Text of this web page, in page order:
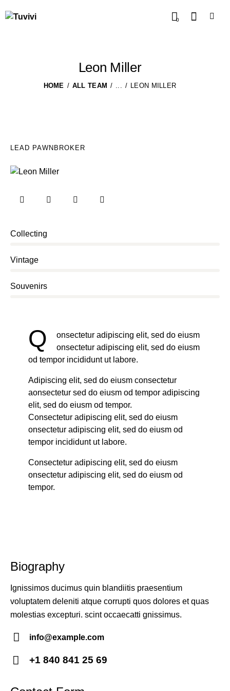
0
Leon Miller
HOME ALL TEAM ... LEON MILLER
LEAD PAWNBROKER
Collecting
Vintage
Souvenirs
Q
onsectetur adipiscing elit, sed do eiusm
onsectetur adipiscing elit, sed do eiusm
od tempor incididunt ut labore.
Adipiscing elit, sed do eiusm consectetur
aonsectetur sed do eiusm od tempor adipiscing
elit, sed do eiusm od tempor.
Consectetur adipiscing elit, sed do eiusm
onsectetur adipiscing elit, sed do eiusm od
tempor incididunt ut labore.
Consectetur adipiscing elit, sed do eiusm
onsectetur adipiscing elit, sed do eiusm od
tempor.
Biography
Ignissimos ducimus quin blandiitis praesentium
voluptatem deleniti atque corrupti quos dolores et quas
molestias excepturi. scint occaecatti gnissimus.
m
info@example.com
+1 840 841 25 69